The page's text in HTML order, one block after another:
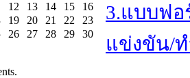
12 13 14 15
16
19 20 21 22
23
26 27 28 29
30
3.แบบฟอ
แข่งขัน/